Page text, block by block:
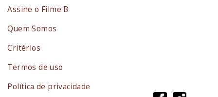
Assine o Filme B
Quem Somos
Critérios
Termos de uso
Política de privacidade